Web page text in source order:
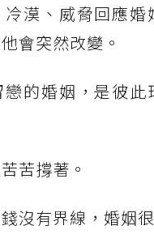
漠、威脅回應婚
會突然改變。
的婚姻，是彼此
苦撐著。
沒有界線，婚姻很